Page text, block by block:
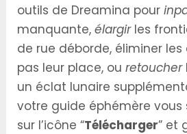
outils de Dreamina pour
manquante,élargirles
de rue déborde, éliminer les
pas leur place, ouretoucher
un éclat lunaire
votre guide éphémère vous
sur l’icône “Télécharger” et